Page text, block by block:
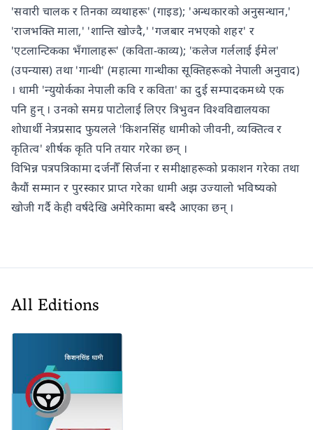
'सवारी चालक र तिनका व्यथाहरू' (गाइड); 'अन्धकारको अनुसन्धान,'
'राजभक्ति माला,' 'शान्ति खोज्दै,' 'गजबार नभएको शहर' र
'एटलान्टिकका भँगालाहरू' (कविता-काव्य); 'कलेज गर्ललाई ईमेल'
(उपन्यास) तथा 'गान्धी' (महात्मा गान्धीका सूक्तिहरूको नेपाली अनुवाद)
। धामी 'न्युयोर्कका नेपाली कवि र कविता' का दुई सम्पादकमध्ये एक
पनि हुन् । उनको समग्र पाटोलाई लिएर त्रिभुवन विश्वविद्यालयका
शोधार्थी नेत्रप्रसाद फुयलले 'किशनसिंह धामीको जीवनी, व्यक्तित्व र
कृतित्व' शीर्षक कृति पनि तयार गरेका छन् ।
विभिन्न पत्रपत्रिकामा दर्जनौँ सिर्जना र समीक्षाहरूको प्रकाशन गरेका तथा
कैयौं सम्मान र पुरस्कार प्राप्त गरेका धामी अझ उज्यालो भविष्यको
खोजी गर्दै केही वर्षदेखि अमेरिकामा बस्दै आएका छन् ।
All Editions